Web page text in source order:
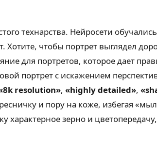
технарства. Нейросети
Хотите, чтобы портрет выглядел
для портретов, которое дает
портрет с искажением
resolution», «highly detailed»,
и пору на коже, избегая
характерное зерно и